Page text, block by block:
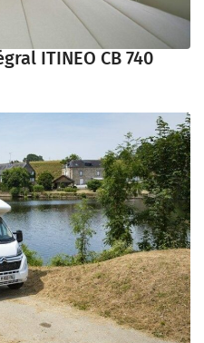
ITINEO CB 740